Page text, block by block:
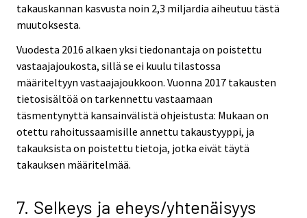
takauskannan kasvusta noin 2,3 miljardia aiheutuu tästä
muutoksesta.
Vuodesta 2016 alkaen yksi tiedonantaja on poistettu
vastaajajoukosta, sillä se ei kuulu tilastossa
määriteltyyn vastaajajoukkoon. Vuonna 2017 takausten
tietosisältöä on tarkennettu vastaamaan
täsmentynyttä kansainvälistä ohjeistusta: Mukaan on
otettu rahoitussaamisille annettu takaustyyppi, ja
takauksista on poistettu tietoja, jotka eivät täytä
takauksen määritelmää.
7. Selkeys ja eheys/yhtenäisyys